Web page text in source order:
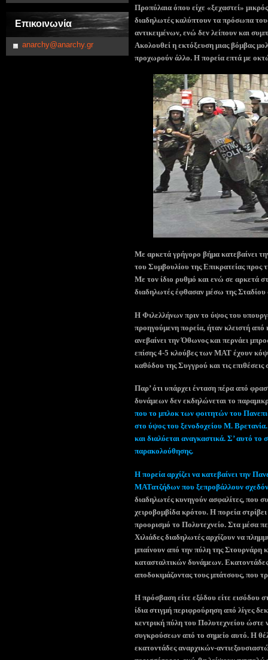
Επικοινωνία
anarchy@anarchy.gr
Προπύλαια όπου είχε «ξεχαστεί»
διαδηλωτές καλύπτουν τα πρόσωπα
αντικειμένων, ενώ δεν λείπουν και
Ακολουθεί η εκτόξευση μιας βόμβας
προχωρούν άλλο. Η πορεία επτά με
Με αρκετά γρήγορο βήμα κατεβαίνει
του Συμβουλίου της Επικρατείας
Με τον ίδιο ρυθμό και ενώ σε αρκετά
διαδηλωτές έφθασαν μέσω της Σταδίου
Η Φιλελλήνων πριν το ύψος του
προηγούμενη πορεία, ήταν κλειστή
ανεβαίνει την Όθωνος και περνάει
επίσης 4-5 κλούβες των ΜΑΤ έχουν
καθόδου της Συγγρού και τις επιθέσεις
Παρ’ ότι υπάρχει ένταση πέρα από
δυνάμεων δεν εκδηλώνεται το
που το μπλοκ των φοιτητών του
στο ύψος του ξενοδοχείου Μ.
και διαλύεται αναγκαστικά. Σ’ αυτό το
παρακολούθησης.
Η πορεία αρχίζει να κατεβαίνει την
ΜΑΤατζήδων που ξεπροβάλλουν
διαδηλωτές κυνηγούν ασφαλίτες, που
χειροβομβίδα κρότου. Η πορεία
προορισμό το Πολυτεχνείο. Στα μέσα
Χιλιάδες διαδηλωτές αρχίζουν να
μπαίνουν από την πύλη της Στουρνάρη
κατασταλτικών δυνάμεων.
αποδοκιμάζοντας τους μπάτσους, που
Η πρόσβαση είτε εξόδου είτε εισόδου
ίδια στιγμή περιφρούρηση από λίγες
κεντρική πύλη του Πολυτεχνείου ώστε
συγκρούσεων από το σημείο αυτό. Η
εκατοντάδες αναρχικών-